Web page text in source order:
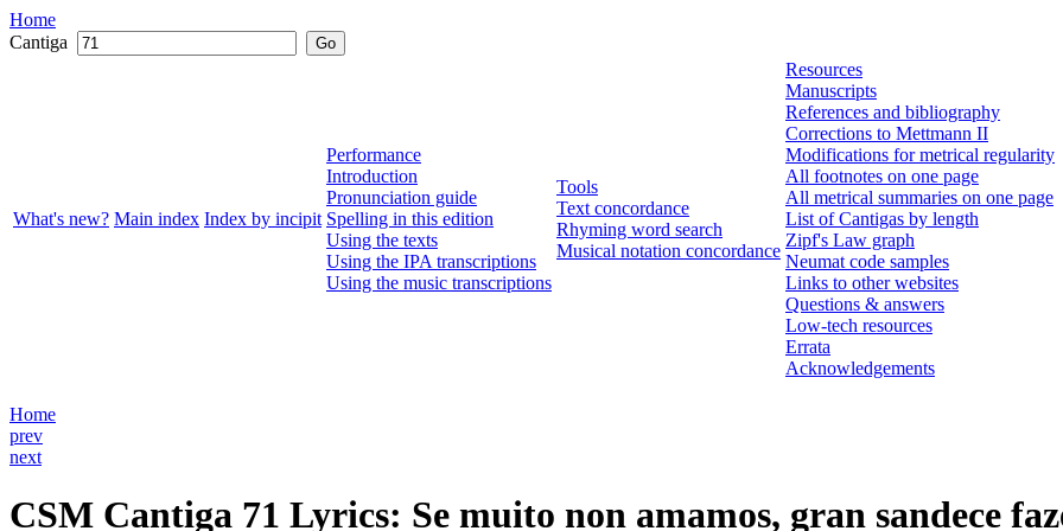
Home
Cantiga
Go
What's new? Main index Index by incipit
Performance
Introduction
Pronunciation guide
Spelling in this edition
Using the texts
Using the IPA transcriptions
Using the music transcriptions
Tools
Text concordance
Rhyming word search
Musical notation concordance
Resources
Manuscripts
References and bibliography
Corrections to Mettmann II
Modifications for metrical regularity
All footnotes on one page
All metrical summaries on one page
List of Cantigas by length
Zipf's Law graph
Neumat code samples
Links to other websites
Questions & answers
Low-tech resources
Errata
Acknowledgements
Home
prev
next
CSM Cantiga 71 Lyrics: Se muito non amamos, gran sandece